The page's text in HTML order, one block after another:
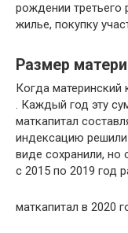
рождении третьего
жилье, покупку
Размер
Когда материнский
. Каждый год эту
маткапитал
индексацию
виде сохранили, но
с 2015 по 2019 год
маткапитал в 2020